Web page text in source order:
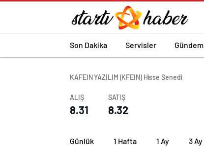
Son Dakika Servisler Gündem
KAFEIN YAZILIM (KFEIN) Hisse Senedi
ALIŞ
8.31
SATIŞ
8.32
Günlük 1 Hafta 1 Ay 3 Ay